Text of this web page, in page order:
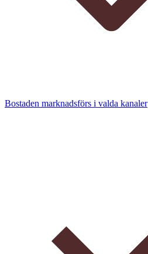
Bostaden marknadsförs i valda kanaler